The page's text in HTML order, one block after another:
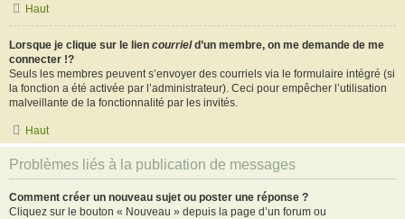
Haut
Lorsque je clique sur le lien courrield’un membre, on me demande de me
connecter !?
Seuls les membres peuvent s’envoyer des courriels via le formulaire intégré (si
la fonction a été activée par l’administrateur). Ceci pour empêcher l’utilisation
malveillante de la fonctionnalité par les invités.
Haut
Problèmes liés à la publication de messages
Comment créer un nouveau sujet ou poster une réponse ?
Cliquez sur le bouton « Nouveau » depuis la page d’un forum ou